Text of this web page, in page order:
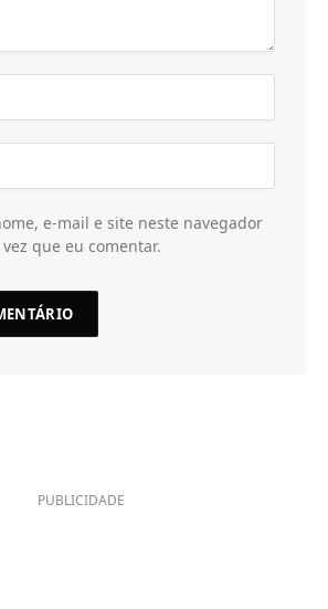
e-mail e site neste navegador
que eu comentar.
PUBLICIDADE